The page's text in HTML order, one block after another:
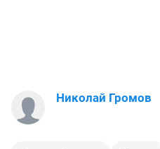
Николай Громов